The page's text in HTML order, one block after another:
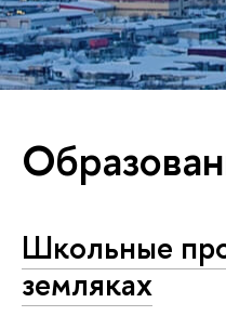
Школьные
земляках